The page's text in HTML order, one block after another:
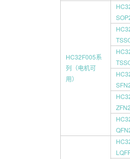
HC32F005系
列（电机可
用）